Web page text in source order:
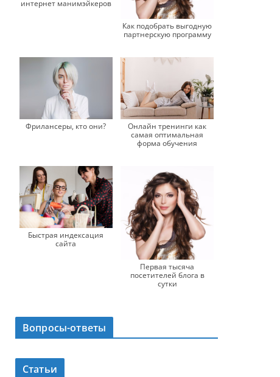
интернет манимэйкеров
Как подобрать выгодную
партнерскую программу
Фрилансеры, кто они?
Онлайн тренинги как
самая оптимальная
форма обучения
Быстрая индексация
сайта
Первая тысяча
посетителей блога в
сутки
Вопросы-ответы
Статьи